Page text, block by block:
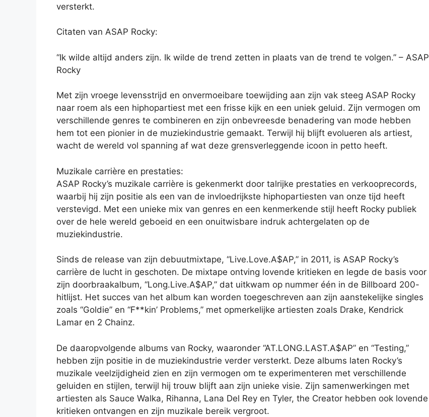
versterkt.
Citaten van ASAP Rocky:
“Ik wilde altijd anders zijn. Ik wilde de trend zetten in plaats van de trend te volgen.” – ASAP
Rocky
Met zijn vroege levensstrijd en onvermoeibare toewijding aan zijn vak steeg ASAP Rocky
naar roem als een hiphopartiest met een frisse kijk en een uniek geluid. Zijn vermogen om
verschillende genres te combineren en zijn onbevreesde benadering van mode hebben
hem tot een pionier in de muziekindustrie gemaakt. Terwijl hij blijft evolueren als artiest,
wacht de wereld vol spanning af wat deze grensverleggende icoon in petto heeft.
Muzikale carrière en prestaties:
ASAP Rocky’s muzikale carrière is gekenmerkt door talrijke prestaties en verkooprecords,
waarbij hij zijn positie als een van de invloedrijkste hiphopartiesten van onze tijd heeft
verstevigd. Met een unieke mix van genres en een kenmerkende stijl heeft Rocky publiek
over de hele wereld geboeid en een onuitwisbare indruk achtergelaten op de
muziekindustrie.
Sinds de release van zijn debuutmixtape, “Live.Love.A$AP,” in 2011, is ASAP Rocky’s
carrière de lucht in geschoten. De mixtape ontving lovende kritieken en legde de basis voor
zijn doorbraakalbum, “Long.Live.A$AP,” dat uitkwam op nummer één in de Billboard 200-
hitlijst. Het succes van het album kan worden toegeschreven aan zijn aanstekelijke singles
zoals “Goldie” en “F**kin’ Problems,” met opmerkelijke artiesten zoals Drake, Kendrick
Lamar en 2 Chainz.
De daaropvolgende albums van Rocky, waaronder “AT.LONG.LAST.A$AP” en “Testing,”
hebben zijn positie in de muziekindustrie verder versterkt. Deze albums laten Rocky’s
muzikale veelzijdigheid zien en zijn vermogen om te experimenteren met verschillende
geluiden en stijlen, terwijl hij trouw blijft aan zijn unieke visie. Zijn samenwerkingen met
artiesten als Sauce Walka, Rihanna, Lana Del Rey en Tyler, the Creator hebben ook lovende
kritieken ontvangen en zijn muzikale bereik vergroot.